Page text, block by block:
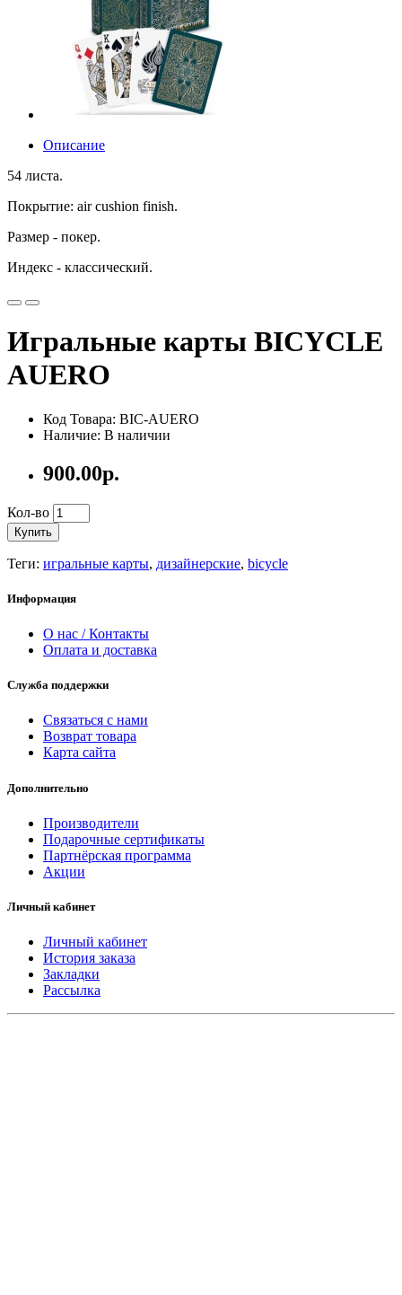
Описание
54 листа.
Покрытие: air cushion finish.
Размер - покер.
Индекс - классический.
Игральные карты BICYCLE
AUERO
Код Товара: BIC-AUERO
Наличие: В наличии
900.00р.
Кол-во
Купить
Теги: игральные карты, дизайнерские, bicycle
Информация
О нас / Контакты
Оплата и доставка
Служба поддержки
Связаться с нами
Возврат товара
Карта сайта
Дополнительно
Производители
Подарочные сертификаты
Партнёрская программа
Акции
Личный кабинет
Личный кабинет
История заказа
Закладки
Рассылка